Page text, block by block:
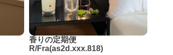
香りの定期便
R/Fra(as2d.xxx.818)